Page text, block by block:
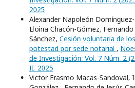
2025
Alexander Napoleón
Eloina Chacón-Gómez,
Sánchez, Cesión voluntaria de
potestad por sede notarial ,
de Investigación: Vol. 7 Núm. 2
II. 2025
Victor Erasmo Macas-Sandoval,